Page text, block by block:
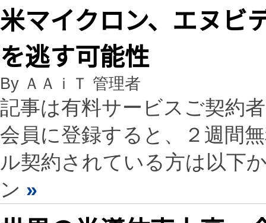
米マイクロン、エヌビ
を逃す可能性
By ＡＡｉＴ 管理者
記事は有料サービスご契約
会員に登録すると、２週間
ル契約されている方は以下
ン »